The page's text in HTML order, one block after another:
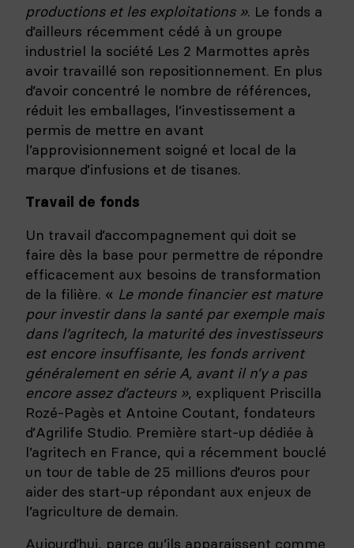
productions et les exploitations ». Le fonds a
d’ailleurs récemment cédé à un groupe
industriel la société Les 2 Marmottes après
avoir travaillé son repositionnement. En plus
d’avoir concentré le nombre de références,
réduit les emballages, l’investissement a
permis de mettre en avant
l’approvisionnement soigné et local de la
marque d’infusions et de tisanes.
Travail de fonds
Un travail d’accompagnement qui doit se
faire dès la base pour permettre de répondre
efficacement aux besoins de transformation
de la filière. « Le monde financier est mature
pour investir dans la santé par exemple mais
dans l’agritech, la maturité des investisseurs
est encore insuffisante, les fonds arrivent
généralement en série A, avant il n’y a pas
encore assez d’acteurs », expliquent Priscilla
Rozé-Pagès et Antoine Coutant, fondateurs
d’Agrilife Studio. Première start-up dédiée à
l’agritech en France, qui a récemment bouclé
un tour de table de 25 millions d’euros pour
aider des start-up répondant aux enjeux de
l’agriculture de demain.
Aujourd’hui, parce qu’ils apparaissent comme